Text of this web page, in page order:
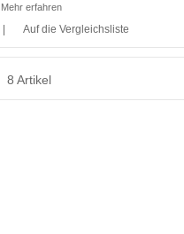
Mehr erfahren
Auf die Vergleichsliste
8 Artikel